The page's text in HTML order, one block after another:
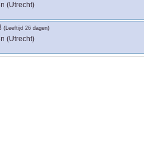
(Utrecht)
(Leeftijd 26 dagen)
(Utrecht)